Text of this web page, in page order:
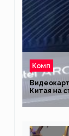
Комп
Китая на